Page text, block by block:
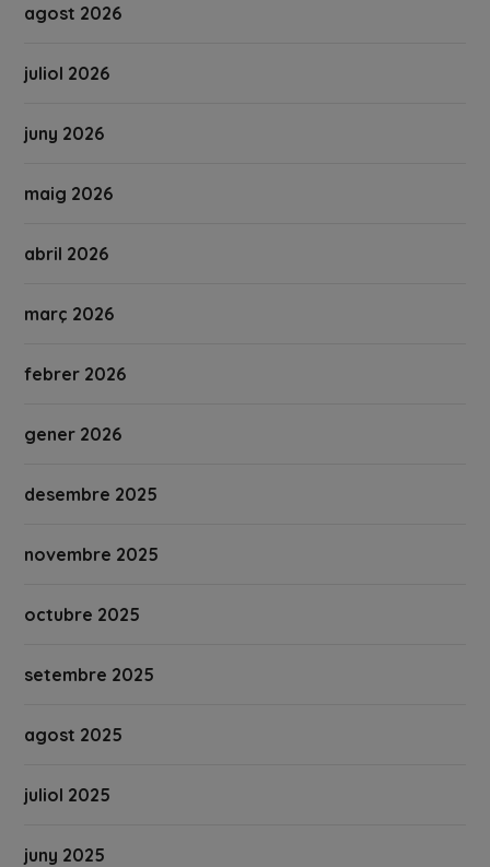
agost 2026
juliol 2026
juny 2026
maig 2026
abril 2026
març 2026
febrer 2026
gener 2026
desembre 2025
novembre 2025
octubre 2025
setembre 2025
agost 2025
juliol 2025
juny 2025